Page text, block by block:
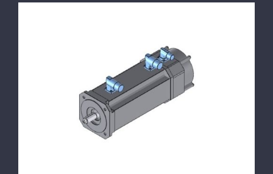
DETTAGLI